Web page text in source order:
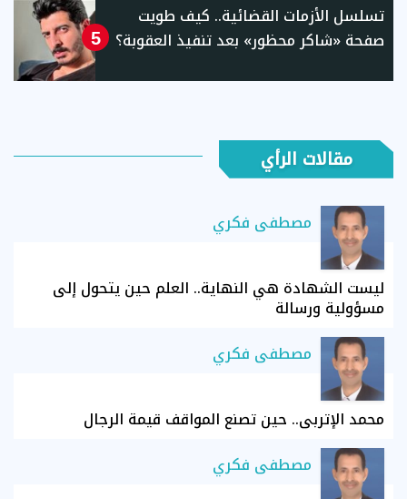
5
تسلسل الأزمات القضائية.. كيف طويت
صفحة «شاكر محظور» بعد تنفيذ العقوبة؟
مقالات الرأي
مصطفى فكري
ليست الشهادة هي النهاية.. العلم حين يتحول إلى
مسؤولية ورسالة
مصطفى فكري
محمد الإتربي.. حين تصنع المواقف قيمة الرجال
مصطفى فكري